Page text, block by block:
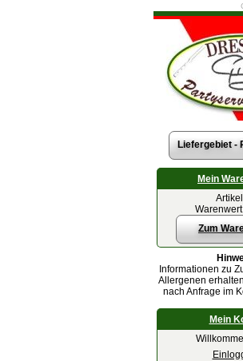
Liefergebiet -
Mein
Zum
Informationen zu
Allergenen
nach Anfrage im
Mein